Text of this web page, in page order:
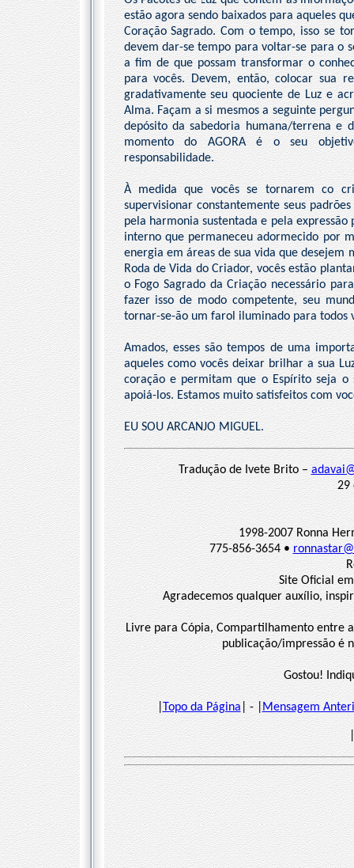
estão agora sendo baixados para aqueles
Coração Sagrado. Com o tempo, isso se
devem dar-se tempo para voltar-se para o
a fim de que possam transformar o
para vocês. Devem, então, colocar sua
gradativamente seu quociente de Luz e
Alma. Façam a si mesmos a seguinte
depósito da sabedoria humana/terrena e
momento do AGORA é o seu
responsabilidade.
À medida que vocês se tornarem co
supervisionar constantemente seus
pela harmonia sustentada e pela
interno que permaneceu adormecido por
energia em áreas de sua vida que desejem
Roda de Vida do Criador, vocês estão
o Fogo Sagrado da Criação necessário
fazer isso de modo competente, seu
tornar-se-ão um farol iluminado para todos
Amados, esses são tempos de uma
aqueles como vocês deixar brilhar a sua
coração e permitam que o Espírito seja o
apoiá-los. Estamos muito satisfeitos com
EU SOU ARCANJO MIGUEL.
Tradução de Ivete Brito –
29
1998-2007 Ronna
775-856-3654 •
Site Oficial
Agradecemos qualquer auxílio,
Livre para Cópia, Compartilhamento entre
publicação/impressão é
Gostou!
|Topo da Página| - |Mensagem